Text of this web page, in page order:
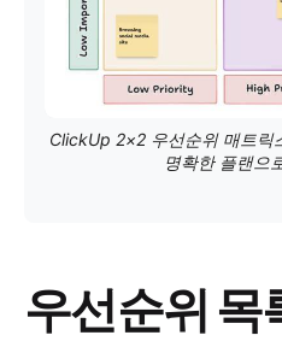
ClickUp 2×2 우선순위 매트릭
명확한 플랜으
우선순위 목